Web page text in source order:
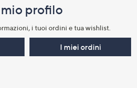
profilo​
i tuoi ordini e tua wishlist.​
I miei ordini